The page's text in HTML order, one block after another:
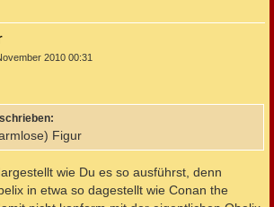
2010 00:31
Figur
wie Du es so ausführst, denn
in etwa so dagestellt wie Conan the